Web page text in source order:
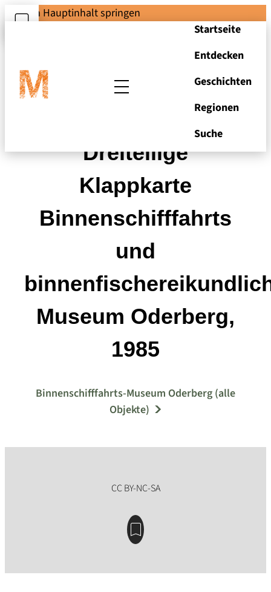
Zum Hauptinhalt springen
Startseite
Entdecken
Geschichten
Regionen
Suche
Postkarte Oderberg,
Dreiteilige
Klappkarte
Binnenschifffahrts
und
Museum Oderberg,
1985
Binnenschifffahrts-Museum Oderberg (alle
Objekte)